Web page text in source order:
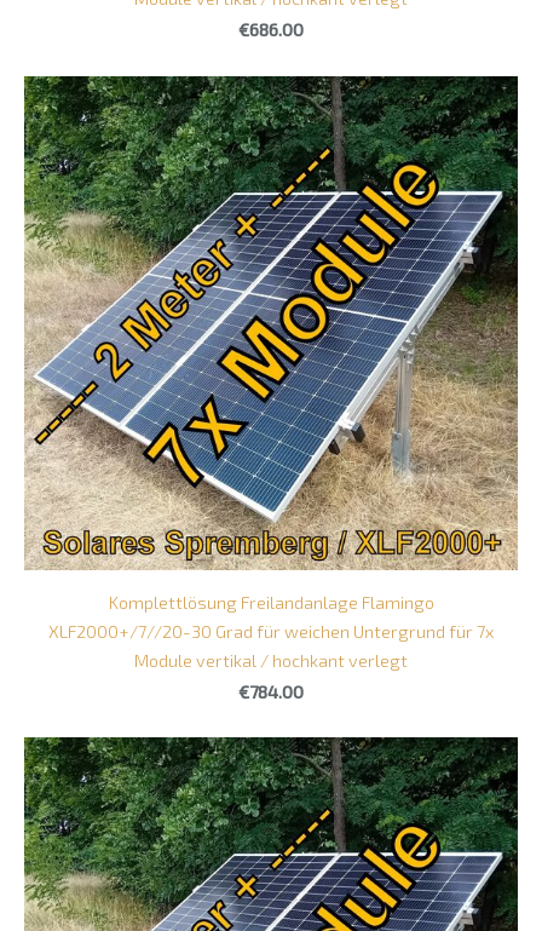
€686.00
Komplettlösung Freilandanlage Flamingo
XLF2000+/7//20-30 Grad für weichen Untergrund für 7x
Module vertikal / hochkant verlegt
€784.00